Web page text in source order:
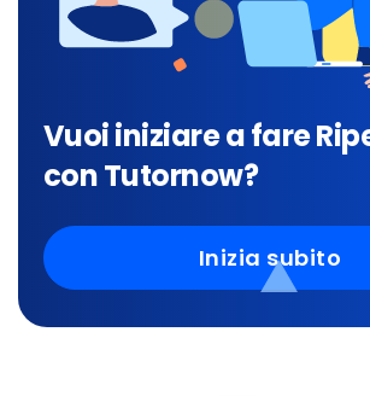
Vuoi iniziare a fare
con Tutornow?
Inizia subito